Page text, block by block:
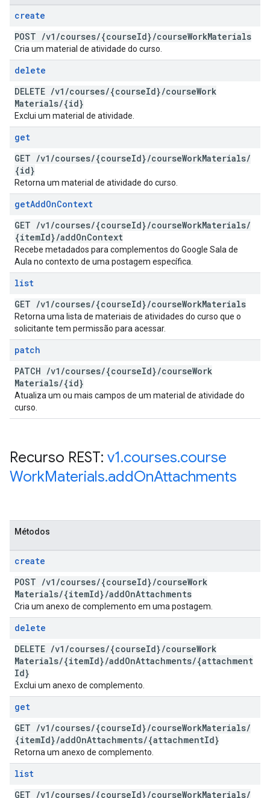
create
POST /v1 /courses/{courseId}/courseWorkMaterials
Cria um material de atividade do curso.
delete
DELETE /v1 /courses/{courseId}/courseWork
Materials/{id}
Exclui um material de atividade.
get
GET /v1 /courses/{courseId}/courseWorkMaterials/
{id}
Retorna um material de atividade do curso.
getAddOnContext
GET /v1 /courses/{courseId}/courseWorkMaterials/
{itemId}/addOnContext
Recebe metadados para complementos do Google Sala de
Aula no contexto de uma postagem específica.
list
GET /v1 /courses/{courseId}/courseWorkMaterials
Retorna uma lista de materiais de atividades do curso que o
solicitante tem permissão para acessar.
patch
PATCH /v1 /courses/{courseId}/courseWork
Materials/{id}
Atualiza um ou mais campos de um material de atividade do
curso.
Recurso REST: v1.courses.course
WorkMaterials.addOnAttachments
Métodos
create
POST /v1 /courses/{courseId}/courseWork
Materials/{itemId}/addOnAttachments
Cria um anexo de complemento em uma postagem.
delete
DELETE /v1 /courses/{courseId}/courseWork
Materials/{itemId}/addOnAttachments/{attachment
Id}
Exclui um anexo de complemento.
get
GET /v1 /courses/{courseId}/courseWorkMaterials/
{itemId}/addOnAttachments/{attachmentId}
Retorna um anexo de complemento.
list
GET /v1 /courses/{courseId}/courseWorkMaterials/